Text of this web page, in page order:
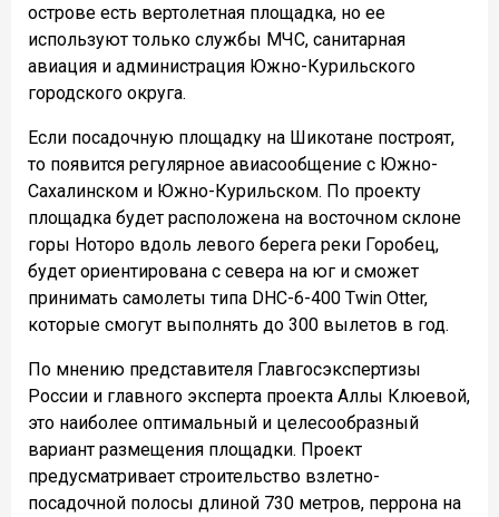
острове есть вертолетная площадка, но ее
используют только службы МЧС, санитарная
авиация и администрация Южно-Курильского
городского округа.
Если посадочную площадку на Шикотане построят,
то появится регулярное авиасообщение с Южно-
Сахалинском и Южно-Курильском. По проекту
площадка будет расположена на восточном склоне
горы Ноторо вдоль левого берега реки Горобец,
будет ориентирована с севера на юг и сможет
принимать самолеты типа DHC-6-400 Twin Otter,
которые смогут выполнять до 300 вылетов в год.
По мнению представителя Главгосэкспертизы
России и главного эксперта проекта Аллы Клюевой,
это наиболее оптимальный и целесообразный
вариант размещения площадки. Проект
предусматривает строительство взлетно-
посадочной полосы длиной 730 метров, перрона на